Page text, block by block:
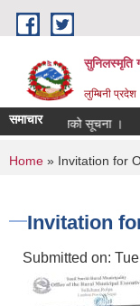
Skip to main content
सुनिलस्मृति
लुम्बिनी प्रदेश
समाचार
आह्ववानको सूचना ।
You are
Home » Invitation for
Invitation
Submitted on: